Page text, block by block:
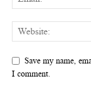
Save my name,
I comment.